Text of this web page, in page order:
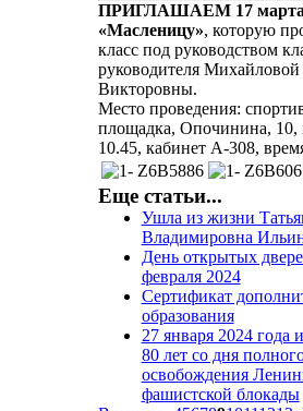
ПРИГЛАШАЕМ 17 марта
«Масленицу», которую
класс под руководством
руководителя
Викторовны.
Место проведения:
площадка, Опочинина, 10,
10.45, кабинет А-308,
Еще статьи...
Ушла из жизни
Владимировна
День открытых
февраля 2024
Сертификат
образования
27 января 2024 года
80 лет со дня
освобождения
фашистской блокады